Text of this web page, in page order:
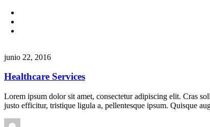
junio 22, 2016
Healthcare Services
Lorem ipsum dolor sit amet, consectetur adipiscing elit. Cras
justo efficitur, tristique ligula a, pellentesque ipsum. Quisque